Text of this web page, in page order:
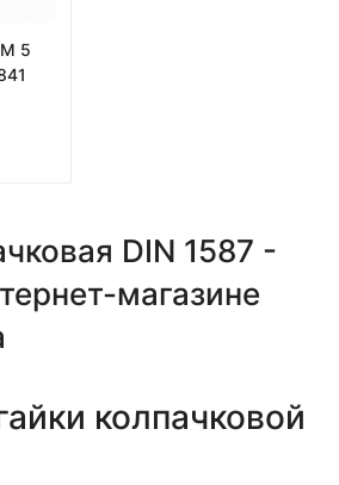
М 5
DIN 1587 -
магазине
колпачковой